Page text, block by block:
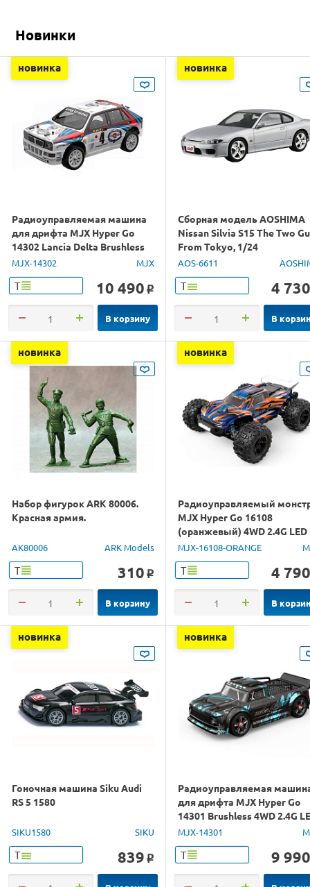
Новинки
новинка
Радиоуправляемая машина
для дрифта MJX Hyper Go
14302 Lancia Delta Brushless
4WD 2.4G LED 1/14 RTR
MJX-14302 MJX
Т 10 490 o
В корзину
новинка
Сборная модель AOSHIMA
Nissan Silvia S15 The Two
From Tokyo, 1/24
AOS-6611
Т 4 730
В
новинка
Набор фигурок ARK 80006.
Красная армия.
AK80006 ARK Models
Т 310 o
В корзину
новинка
Радиоуправляемый
MJX Hyper Go 16108
(оранжевый) 4WD 2.4G LED
1/16 RTR
MJX-16108-ORANGE
Т 4 790
В
новинка
Гоночная машина Siku Audi
RS 5 1580
SIKU1580 SIKU
Т 839 o
новинка
Радиоуправляемая
для дрифта MJX Hyper Go
14301 Brushless 4WD 2.4G
1/14 RTR
MJX-14301
Т 9 990